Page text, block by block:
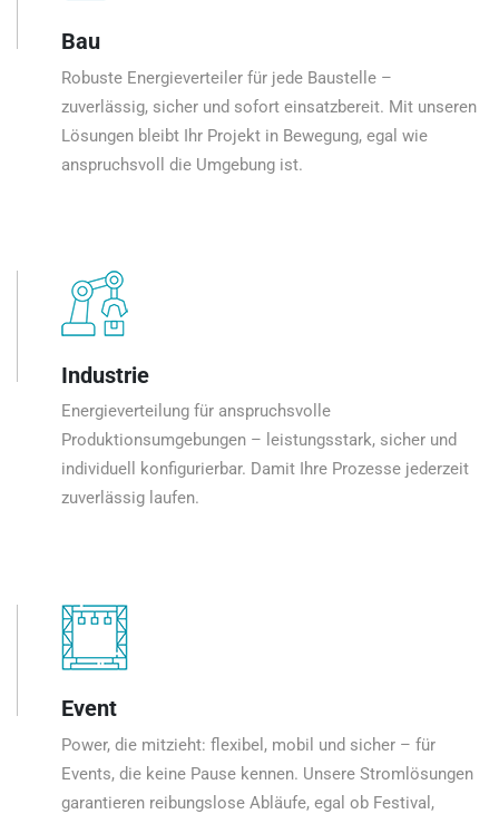
Bau
Robuste Energieverteiler für jede Baustelle –
zuverlässig, sicher und sofort einsatzbereit. Mit unseren
Lösungen bleibt Ihr Projekt in Bewegung, egal wie
anspruchsvoll die Umgebung ist.
Industrie
Energieverteilung für anspruchsvolle
Produktionsumgebungen – leistungsstark, sicher und
individuell konfigurierbar. Damit Ihre Prozesse jederzeit
zuverlässig laufen.
Event
Power, die mitzieht: flexibel, mobil und sicher – für
Events, die keine Pause kennen. Unsere Stromlösungen
garantieren reibungslose Abläufe, egal ob Festival,